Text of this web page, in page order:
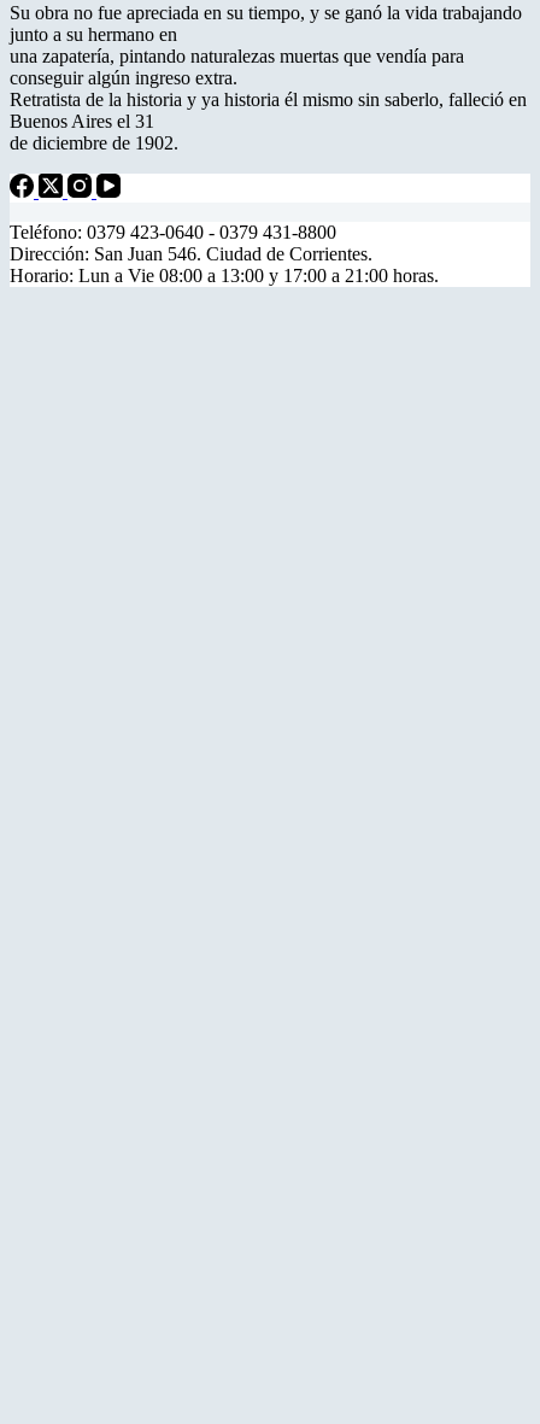
Su obra no fue apreciada en su tiempo, y se ganó la vida trabajando
junto a su hermano en
una zapatería, pintando naturalezas muertas que vendía para
conseguir algún ingreso extra.
Retratista de la historia y ya historia él mismo sin saberlo, falleció en
Buenos Aires el 31
de diciembre de 1902.
Teléfono: 0379 423-0640 - 0379 431-8800
Dirección: San Juan 546. Ciudad de Corrientes.
Horario: Lun a Vie 08:00 a 13:00 y 17:00 a 21:00 horas.